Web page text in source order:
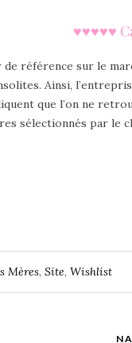
♥♥♥♥♥
référence sur le
Ainsi,
que l’on ne
sélectionnés par le
Mères, Site, Wishlist